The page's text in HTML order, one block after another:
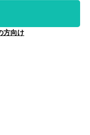
方向け